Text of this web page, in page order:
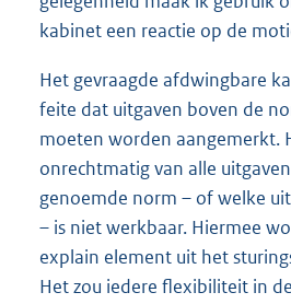
kabinet een reactie op de
Het gevraagde afdwingbare
feite dat uitgaven boven de
moeten worden aangemerkt.
onrechtmatig van alle
genoemde norm – of welke
– is niet werkbaar. Hiermee
explain element uit het
Het zou iedere flexibiliteit in